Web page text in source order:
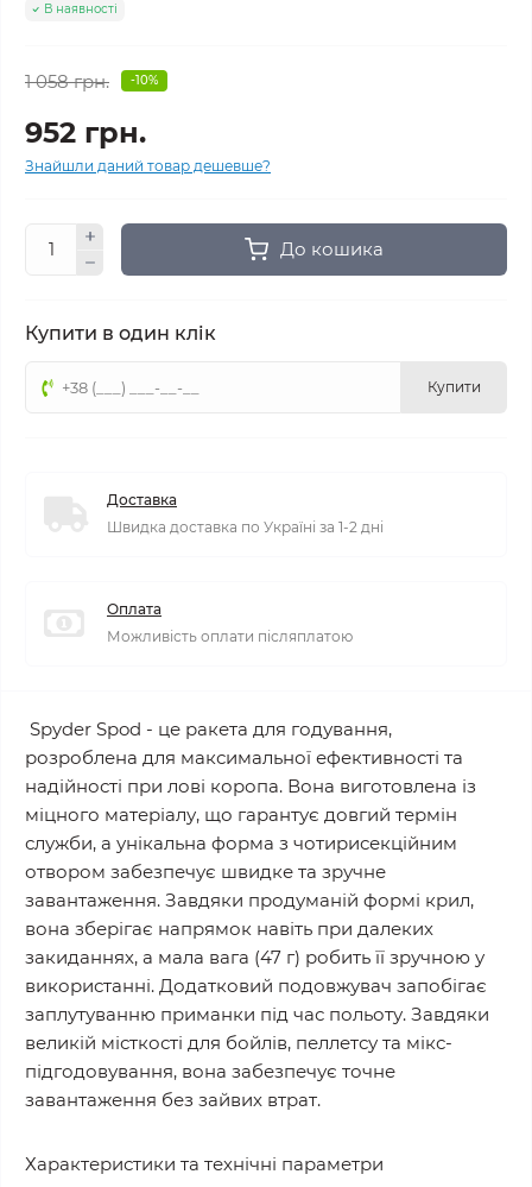
В наявності
1 058 грн. -10%
952 грн.
Знайшли даний товар дешевше?
До кошика
Купити в один клік
Купити
Доставка
Швидка доставка по Україні за 1-2 дні
Оплата
Можливість оплати післяплатою
Spyder Spod - це ракета для годування,
розроблена для максимальної ефективності та
надійності при лові коропа. Вона виготовлена ​​із
міцного матеріалу, що гарантує довгий термін
служби, а унікальна форма з чотирисекційним
отвором забезпечує швидке та зручне
завантаження. Завдяки продуманій формі крил,
вона зберігає напрямок навіть при далеких
закиданнях, а мала вага (47 г) робить її зручною у
використанні. Додатковий подовжувач запобігає
заплутуванню приманки під час польоту. Завдяки
великій місткості для бойлів, пеллетсу ​​та мікс-
підгодовування, вона забезпечує точне
завантаження без зайвих втрат.
Характеристики та технічні параметри